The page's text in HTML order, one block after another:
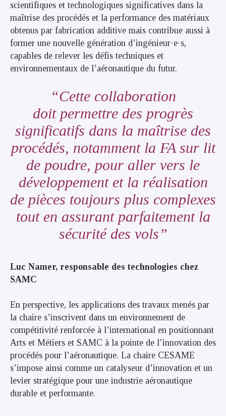
scientifiques et technologiques significatives dans la
maîtrise des procédés et la performance des matériaux
obtenus par fabrication additive mais contribue aussi à
former une nouvelle génération d’ingénieur·e·s,
capables de relever les défis techniques et
environnementaux de l’aéronautique du futur.
Cette collaboration
doit permettre des progrès
significatifs dans la maîtrise des
procédés, notamment la FA sur lit
de poudre, pour aller vers le
développement et la réalisation
de pièces toujours plus complexes
tout en assurant parfaitement la
sécurité des vols
Luc Namer, responsable des technologies chez
SAMC
En perspective, les applications des travaux menés par
la chaire s’inscrivent dans un environnement de
compétitivité renforcée à l’international en positionnant
Arts et Métiers et SAMC à la pointe de l’innovation des
procédés pour l’aéronautique. La chaire CESAME
s’impose ainsi comme un catalyseur d’innovation et un
levier stratégique pour une industrie aéronautique
durable et performante.